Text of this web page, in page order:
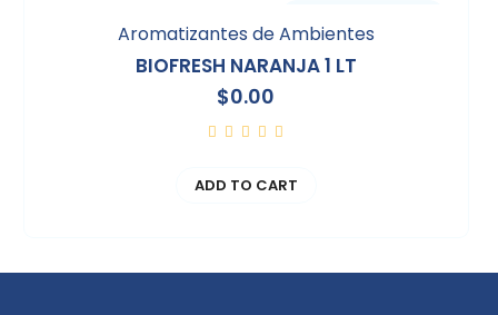
Aromatizantes de Ambientes
BIOFRESH NARANJA 1 LT
$0.00
ADD TO CART